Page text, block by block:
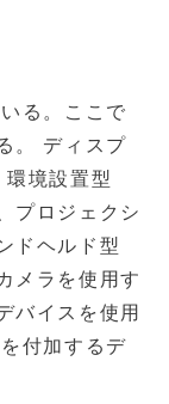
る。ここで
。 ディスプ
境設置型
プロジェクシ
ドヘルド型
メラを使用す
バイスを使用
付加するデ